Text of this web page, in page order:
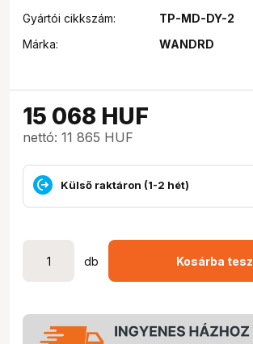
Gyártói cikkszám:
TP-MD-DY-2
Márka:
WANDRD
15 068 HUF
nettó: 11 865 HUF
Külső raktáron (1-2 hét)
db Kosárba tesz